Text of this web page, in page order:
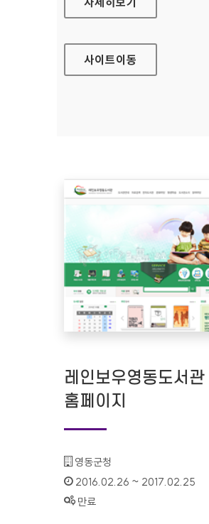
사이트이동
레인보우영동도서관
홈페이지
기관명 :
영동군청
인증기간 :
2016.02.26 ~ 2017.02.25
상태 :
만료